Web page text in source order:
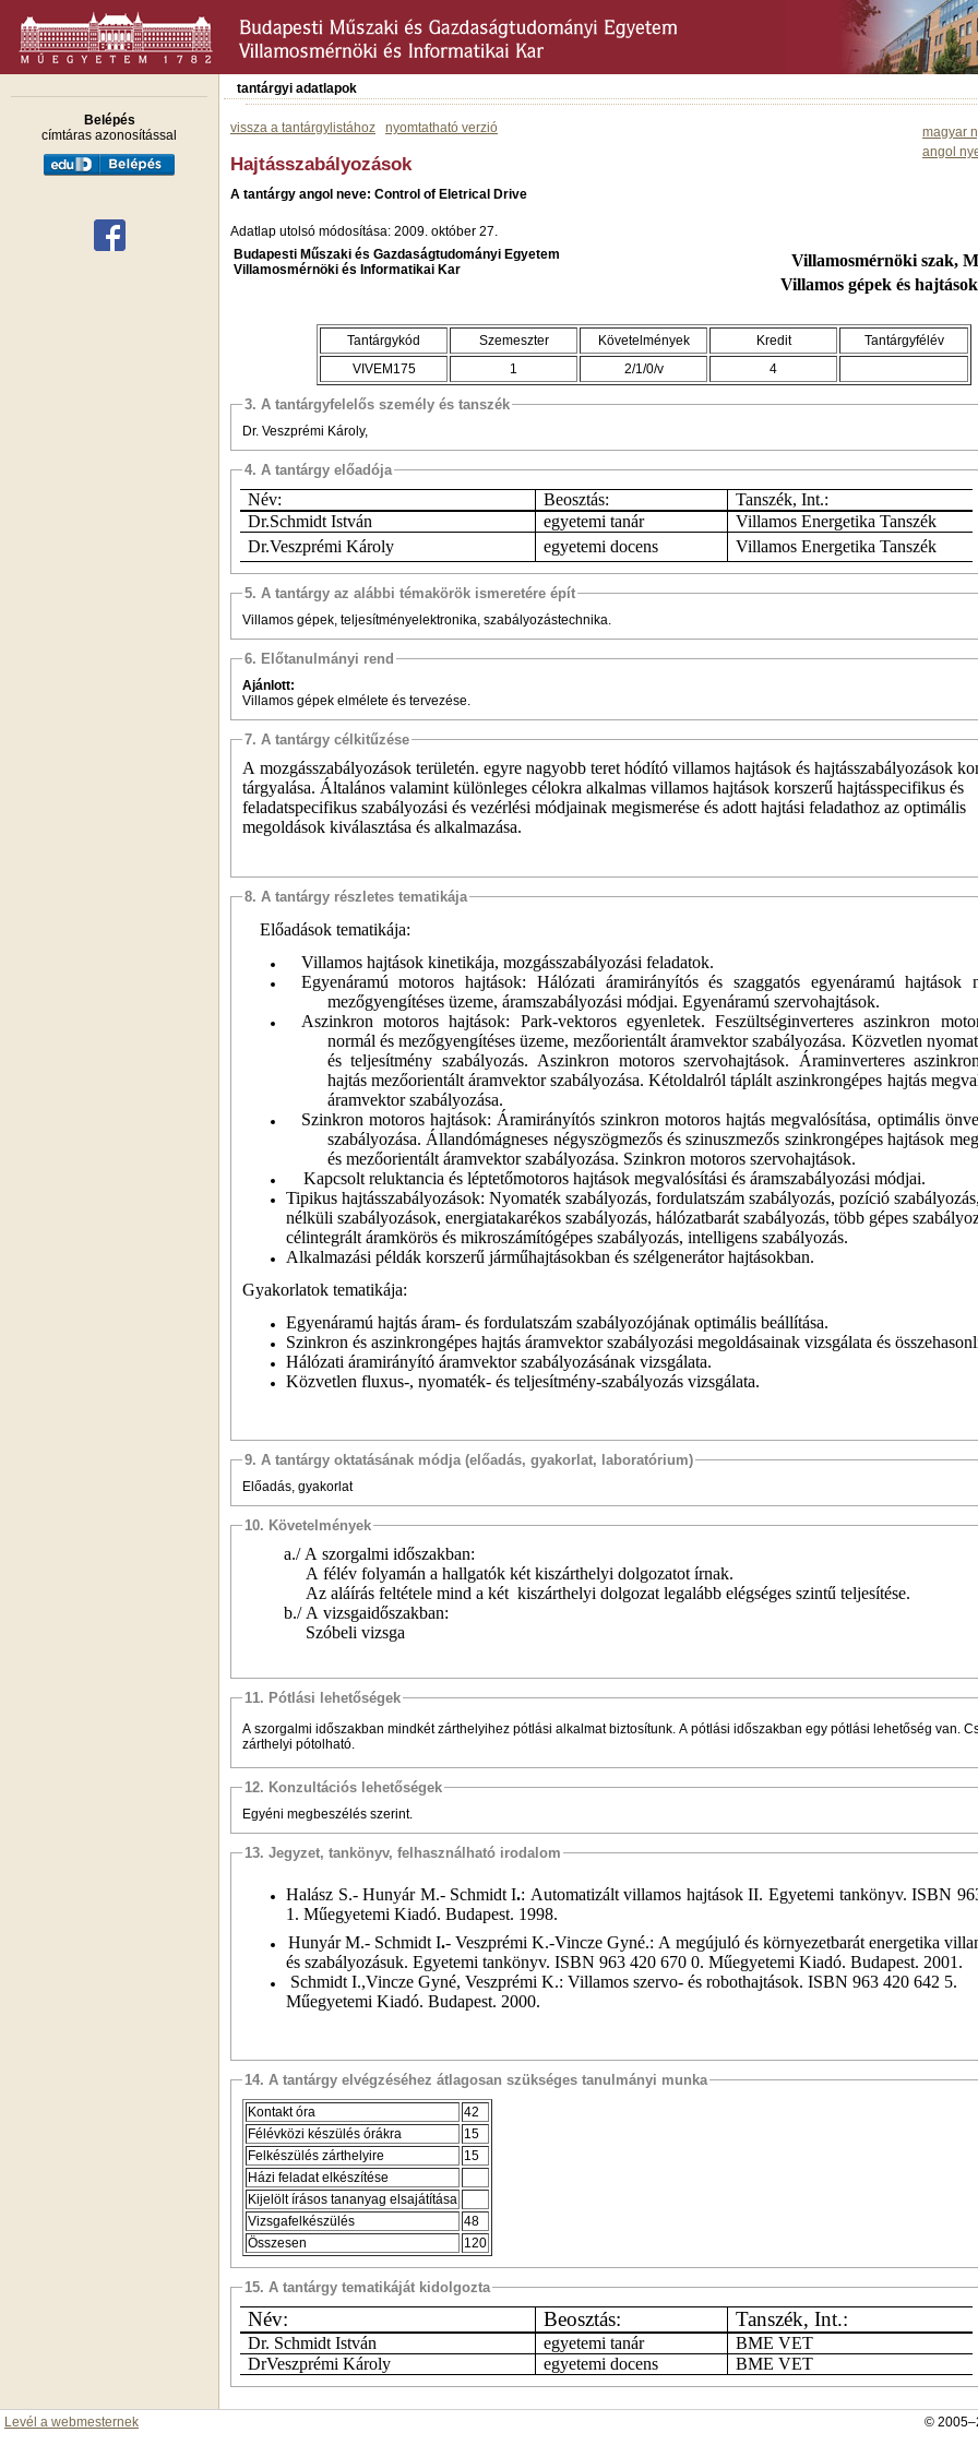
Belépés
címtáras azonosítással
tantárgyi adatlapok
magyar
angol
vissza a tantárgylistához nyomtatható verzió
Hajtásszabályozások
A tantárgy angol neve: Control of Eletrical Drive
Adatlap utolsó módosítása: 2009. október 27.
Budapesti Műszaki és Gazdaságtudományi Egyetem
Villamosmérnöki és Informatikai Kar
Villamosmérnöki szak,
Villamos gépek és
Tantárgykód Szemeszter Követelmények Kredit
Tantárgyfélév
VIVEM175
1 2/1/0/v 4
3. A tantárgyfelelős személy és tanszék
Dr. Veszprémi Károly,
4. A tantárgy előadója
Név: Beosztás:
Tanszék, Int.:
Dr.Schmidt István
egyetemi tanár
Villamos Energetika Tanszék
Dr.Veszprémi Károly
egyetemi docens Villamos Energetika Tanszék
5. A tantárgy az alábbi témakörök ismeretére épít
Villamos gépek, teljesítményelektronika, szabályozástechnika.
6. Előtanulmányi rend
Ajánlott:
Villamos gépek elmélete és tervezése.
7. A tantárgy célkitűzése
A mozgásszabályozások területén. egyre nagyobb teret hódító villamos hajtások és hajtásszabályozások
tárgyalása. Általános valamint különleges célokra alkalmas villamos hajtások korszerű hajtásspecifikus és
feladatspecifikus szabályozási és vezérlési módjainak megismerése és adott hajtási feladathoz az optimális
megoldások kiválasztása és alkalmazása.
8. A tantárgy részletes tematikája
Előadások tematikája:
Villamos hajtások kinetikája, mozgásszabályozási feladatok.
Egyenáramú motoros hajtások: Hálózati áramirányítós és szaggatós egyenáramú hajtások
mezőgyengítéses üzeme, áramszabályozási módjai. Egyenáramú szervohajtások.
Aszinkron motoros hajtások: Park-vektoros egyenletek. Feszültséginverteres aszinkron
normál és mezőgyengítéses üzeme, mezőorientált áramvektor szabályozása. Közvetlen
és teljesítmény szabályozás. Aszinkron motoros szervohajtások. Áraminverteres
hajtás mezőorientált áramvektor szabályozása. Kétoldalról táplált aszinkrongépes hajtás
áramvektor szabályozása.
Szinkron motoros hajtások: Áramirányítós szinkron motoros hajtás megvalósítása, optimális
szabályozása. Állandómágneses négyszögmezős és szinuszmezős szinkrongépes hajtások
és mezőorientált áramvektor szabályozása. Szinkron motoros szervohajtások.
Kapcsolt reluktancia és léptetőmotoros hajtások megvalósítási és áramszabályozási módjai.
Tipikus hajtásszabályozások: Nyomaték szabályozás, fordulatszám szabályozás, pozíció
nélküli szabályozások, energiatakarékos szabályozás, hálózatbarát szabályozás, több gépes
célintegrált áramkörös és mikroszámítógépes szabályozás, intelligens szabályozás.
Alkalmazási példák korszerű járműhajtásokban és szélgenerátor hajtásokban.
Gyakorlatok tematikája:
Egyenáramú hajtás áram- és fordulatszám szabályozójának optimális beállítása.
Szinkron és aszinkrongépes hajtás áramvektor szabályozási megoldásainak vizsgálata és
Hálózati áramirányító áramvektor szabályozásának vizsgálata.
Közvetlen fluxus-, nyomaték- és teljesítmény-szabályozás vizsgálata.
9. A tantárgy oktatásának módja (előadás, gyakorlat, laboratórium)
Előadás, gyakorlat
10. Követelmények
a./ A szorgalmi időszakban:
A félév folyamán a hallgatók két kiszárthelyi dolgozatot írnak.
Az aláírás feltétele mind a két kiszárthelyi dolgozat legalább elégséges szintű teljesítése.
b./ A vizsgaidőszakban:
Szóbeli vizsga
11. Pótlási lehetőségek
A szorgalmi időszakban mindkét zárthelyihez pótlási alkalmat biztosítunk. A pótlási időszakban egy pótlási lehetőség van.
zárthelyi pótolható.
12. Konzultációs lehetőségek
Egyéni megbeszélés szerint.
13. Jegyzet, tankönyv, felhasználható irodalom
Halász S.- Hunyár M.- Schmidt I.: Automatizált villamos hajtások II. Egyetemi tankönyv. ISBN
1. Műegyetemi Kiadó. Budapest. 1998.
Hunyár M.- Schmidt I.- Veszprémi K.-Vincze Gyné.: A megújuló és környezetbarát energetika
és szabályozásuk. Egyetemi tankönyv. ISBN 963 420 670 0. Műegyetemi Kiadó. Budapest. 2001.
Schmidt I.,Vincze Gyné, Veszprémi K.: Villamos szervo- és robothajtások. ISBN 963 420 642 5.
Műegyetemi Kiadó. Budapest. 2000.
14. A tantárgy elvégzéséhez átlagosan szükséges tanulmányi munka
Kontakt óra
42
Félévközi készülés órákra
15
Felkészülés zárthelyire
15
Házi feladat elkészítése
Kijelölt írásos tananyag elsajátítása
Vizsgafelkészülés
48
Összesen
120
15. A tantárgy tematikáját kidolgozta
Név: Beosztás: Tanszék, Int.:
Dr. Schmidt István egyetemi tanár
BME VET
DrVeszprémi Károly
egyetemi docens BME VET
Levél a webmesternek ©